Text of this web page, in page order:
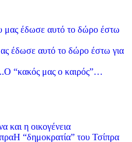
έδωσε αυτό το δώρο έστω για
Ο “κακός μας ο καιρός”…
και η οικογένεια
Η “δημοκρατία” του Τσίπρα